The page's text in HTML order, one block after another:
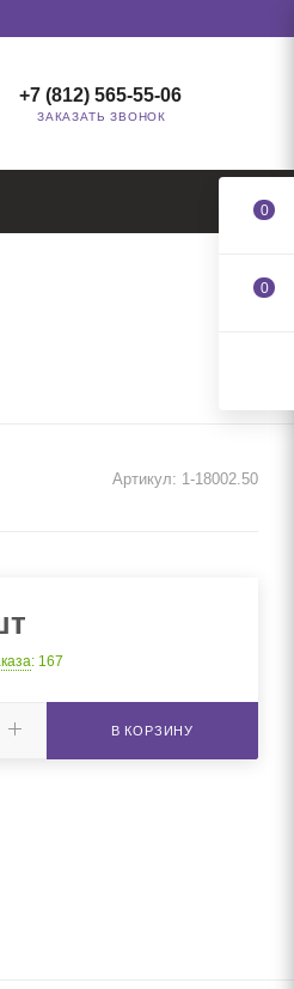
+7 (812) 565-55-06
ЗАКАЗАТЬ ЗВОНОК
Артикул: 1-18002.50
: 167
В КОРЗИНУ
0
0